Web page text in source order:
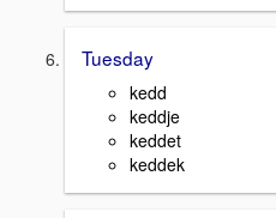
Tuesday
kedd
keddje
keddet
keddek